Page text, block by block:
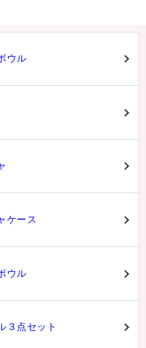
ウル
ケース
ウル
３点セット